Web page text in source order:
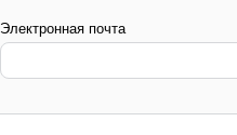
Электронная почта